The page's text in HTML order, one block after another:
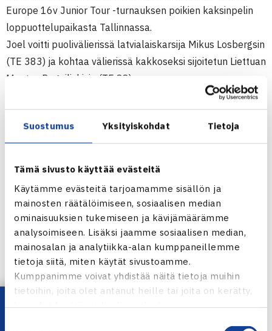
Suostumus Yksityiskohdat Tietoja
Tämä sivusto käyttää evästeitä
Käytämme evästeitä tarjoamamme sisällön ja
mainosten räätälöimiseen, sosiaalisen median
ominaisuuksien tukemiseen ja kävijämäärämme
analysoimiseen. Lisäksi jaamme sosiaalisen median,
mainosalan ja analytiikka-alan kumppaneillemme
tietoja siitä, miten käytät sivustoamme.
Kumppanimme voivat yhdistää näitä tietoja muihin
tietoihin, joita olet antanut heille tai joita on kerätty,
kun olet käyttänyt heidän palvelujaan.
Europe 16v Junior Tour -turnauksen poikien kaksinpelin
loppuottelupaikasta Tallinnassa.
Joel voitti puolivälierissä latvialaiskarsija Mikus Losbergsin
(TE 383) ja kohtaa välierissä kakkoseksi sijoitetun Liettuan
Mantas Bugailiskisin (TE 88).
TE 16v Junior Tour -turnaus
26.2.-6.3.2011 Tallinna, Viro
Poikien kaksinpeli
Tallinnan TE 16 Junior Tour -turnaus verkossa